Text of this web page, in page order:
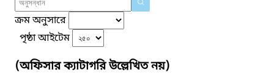
ক্রম অনুসারে
পৃষ্ঠা আইটেম
(অফিসার ক্যাটাগরি উল্লেখিত নয়)